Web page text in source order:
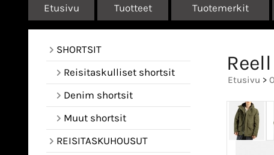
Etusivu Tuotteet Tuotemerkit
SHORTSIT
Reisitaskulliset shortsit
Denim shortsit
Muut shortsit
REISITASKUHOUSUT
Etusivu >